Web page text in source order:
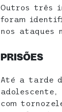
Outros três
foram
nos ataques
PRISÕES
Até a tarde
com